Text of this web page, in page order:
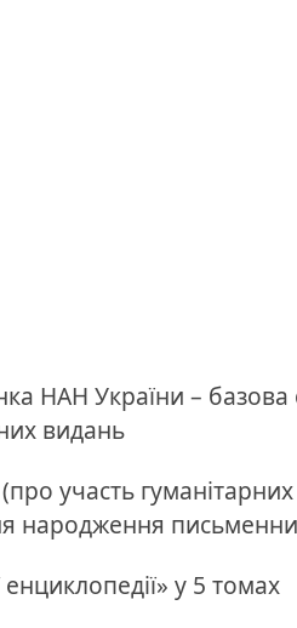
НАН України –
видань
участь
народження
у 5 томах